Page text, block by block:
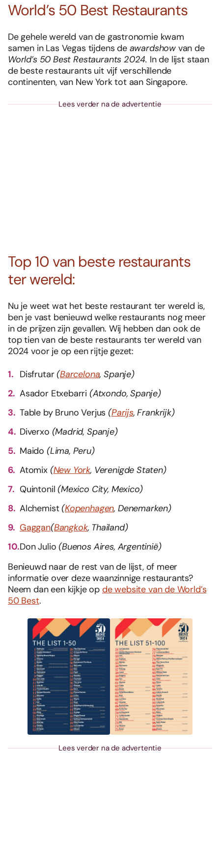
World’s 50 Best Restaurants
De gehele wereld van de gastronomie kwam
samen in Las Vegas tijdens de awardshow van de
World’s 50 Best Restaurants 2024. In de lijst staan
de beste restaurants uit vijf verschillende
continenten, van New York tot aan Singapore.
Lees verder na de advertentie
Top 10 van beste restaurants
ter wereld:
Nu je weet wat het beste restaurant ter wereld is,
ben je vast benieuwd welke restaurants nog meer
in de prijzen zijn gevallen. Wij hebben dan ook de
top tien van de beste restaurants ter wereld van
2024 voor je op een rijtje gezet:
Disfrutar (Barcelona, Spanje)
Asador Etxebarri (Atxondo, Spanje)
Table by Bruno Verjus (Parijs, Frankrijk)
Diverxo (Madrid, Spanje)
Maido (Lima, Peru)
Atomix (New York, Verenigde Staten)
Quintonil (Mexico City, Mexico)
Alchemist (Kopenhagen, Denemarken)
Gaggan(Bangkok, Thailand)
Don Julio (Buenos Aires, Argentinië)
Benieuwd naar de rest van de lijst, of meer
informatie over deze waanzinnige restaurants?
Neem dan een kijkje op de website van de World’s
50 Best.
Lees verder na de advertentie